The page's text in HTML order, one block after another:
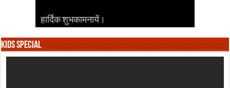
हार्दिक शुभकामनायें।
हार्दिक शुभकामनायें।
हार्दिक शुभकामनायें।
हार्दिक शुभकामनायें।
हार्दिक शुभकामनायें।
Kids Special